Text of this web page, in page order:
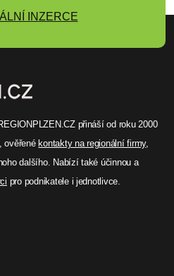
INZERCE
přináší od roku 2000
ověřené kontakty na regionální firmy,
dalšího. Nabízí také účinnou a
pro podnikatele i jednotlivce.